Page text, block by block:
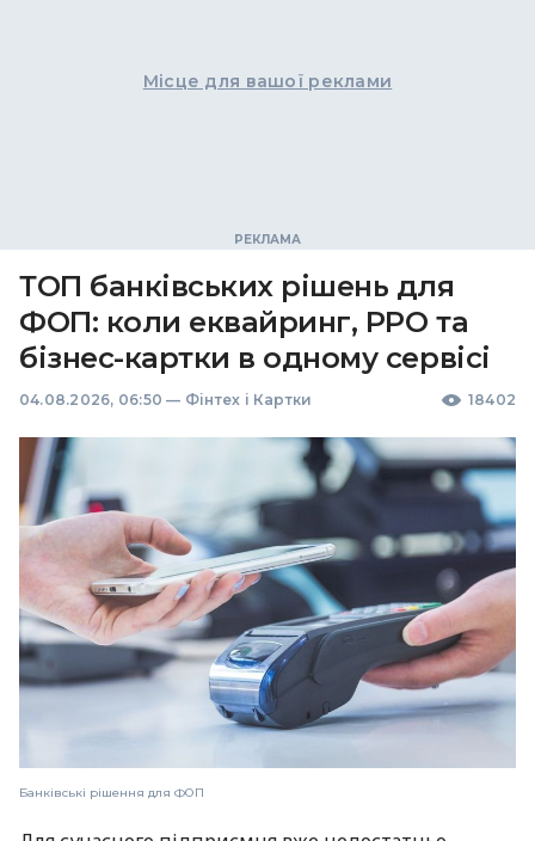
Місце для вашої реклами
ТОП банківських рішень для
ФОП: коли еквайринг, РРО та
бізнес-картки в одному сервісі
04.08.2026, 06:50 — Фінтех і Картки 18402
Банківські рішення для ФОП